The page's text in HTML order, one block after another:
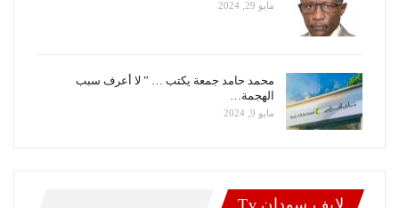
مايو 29, 2024
محمد حامد جمعة يكتب … ” لا أعرف سبب
الهجمة…
مايو 9, 2024
لايف سودان Tv